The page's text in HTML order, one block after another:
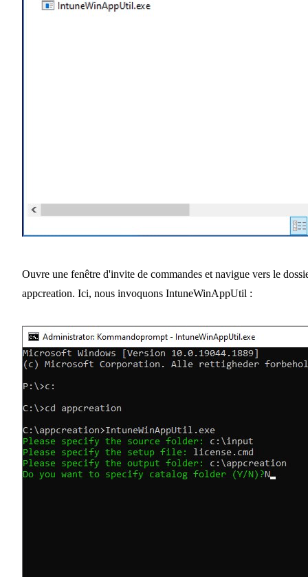
Ouvre une fenêtre d'invite de commandes et navigue vers le
appcreation. Ici, nous invoquons IntuneWinAppUtil :